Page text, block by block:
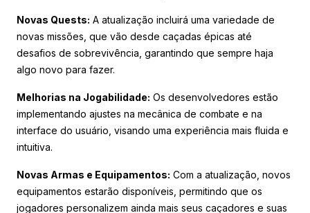
Novas Quests: A atualização incluirá uma variedade de
novas missões, que vão desde caçadas épicas até
desafios de sobrevivência, garantindo que sempre haja
algo novo para fazer.
Melhorias na Jogabilidade: Os desenvolvedores estão
implementando ajustes na mecânica de combate e na
interface do usuário, visando uma experiência mais fluida e
intuitiva.
Novas Armas e Equipamentos: Com a atualização, novos
equipamentos estarão disponíveis, permitindo que os
jogadores personalizem ainda mais seus caçadores e suas